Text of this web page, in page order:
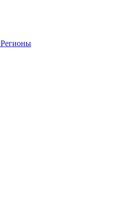
Регионы